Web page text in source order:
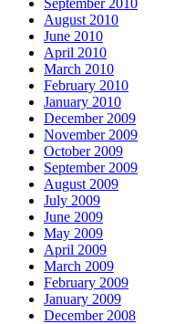
August 2010
June 2010
April 2010
March 2010
February 2010
January 2010
December 2009
November 2009
October 2009
September 2009
August 2009
July 2009
June 2009
May 2009
April 2009
March 2009
February 2009
January 2009
December 2008